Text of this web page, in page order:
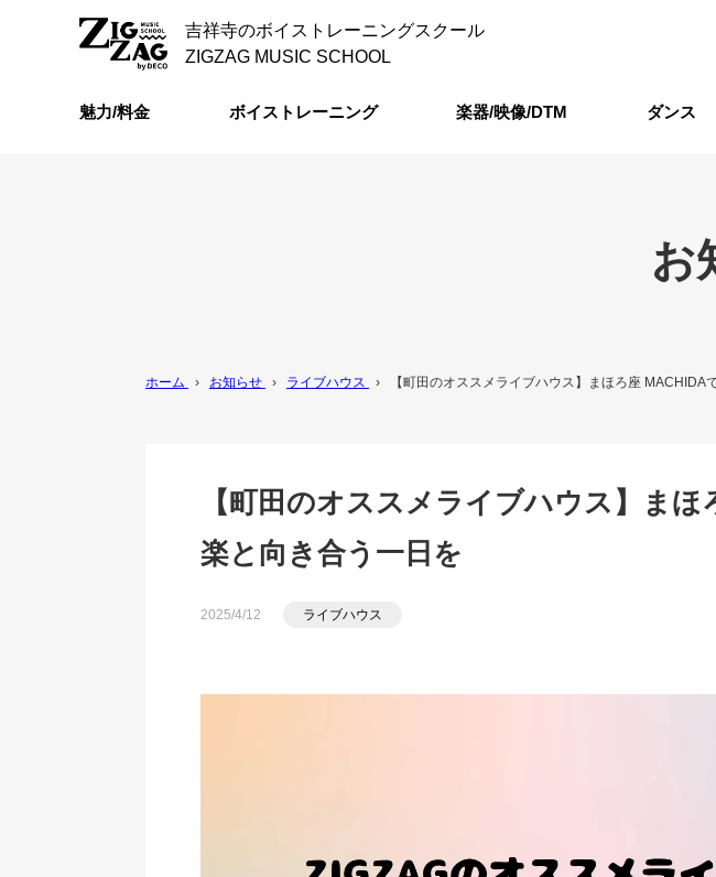
吉祥寺のボイストレーニングスクール
ZIGZAG MUSIC SCHOOL
魅力/料金 ボイストレーニング 楽器/映像/DTM ダンス
お
ホーム › お知らせ › ライブハウス › 【町田のオススメライブハウス】まほろ座 MACHIDA
【町田のオススメライブハウス】ま
楽と向き合う一日を
2025/4/12 ライブハウス